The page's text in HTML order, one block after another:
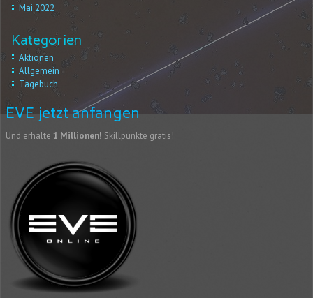
Mai 2022
Kategorien
Aktionen
Allgemein
Tagebuch
EVE jetzt anfangen
Und erhalte 1 Millionen! Skillpunkte gratis!